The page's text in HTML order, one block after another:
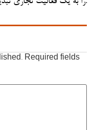
Required fields